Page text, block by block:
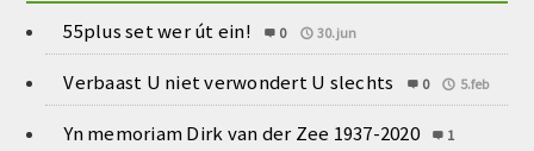
55plus set wer út ein! 0 30.jun
Verbaast U niet verwondert U slechts 0 5.feb
Yn memoriam Dirk van der Zee 1937-2020
1